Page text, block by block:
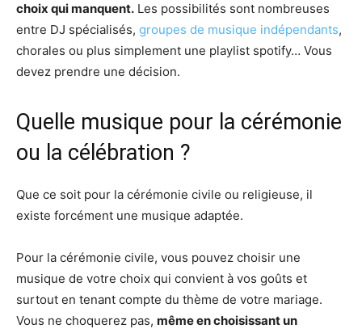
choix qui manquent. Les possibilités sont nombreuses
entre DJ spécialisés, groupes de musique indépendants,
chorales ou plus simplement une playlist spotify… Vous
devez prendre une décision.
Quelle musique pour la cérémonie
ou la célébration ?
Que ce soit pour la cérémonie civile ou religieuse, il
existe forcément une musique adaptée.
Pour la cérémonie civile, vous pouvez choisir une
musique de votre choix qui convient à vos goûts et
surtout en tenant compte du thème de votre mariage.
Vous ne choquerez pas, même en choisissant un